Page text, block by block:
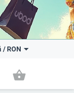
/ RON
shopping_basket